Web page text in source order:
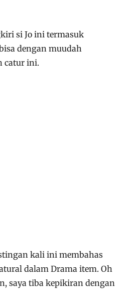
si Jo ini termasuk
dengan muudah
catur ini.
kali ini membahas
dalam Drama item. Oh
saya tiba kepikiran dengan